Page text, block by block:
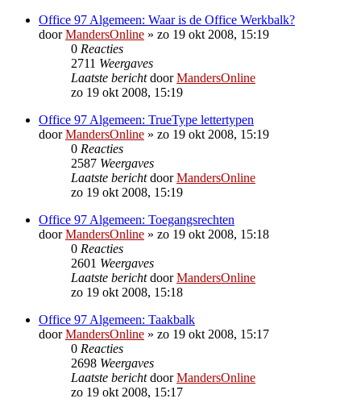
Office 97 Algemeen: Waar is de Office Werkbalk?
doorMandersOnline » zo 19 okt 2008, 15:19
0 Reacties
2711 Weergaves
Laatste berichtdoorMandersOnline
zo 19 okt 2008, 15:19
Office 97 Algemeen: TrueType lettertypen
doorMandersOnline » zo 19 okt 2008, 15:19
0 Reacties
2587 Weergaves
Laatste berichtdoorMandersOnline
zo 19 okt 2008, 15:19
Office 97 Algemeen: Toegangsrechten
doorMandersOnline » zo 19 okt 2008, 15:18
0 Reacties
2601 Weergaves
Laatste berichtdoorMandersOnline
zo 19 okt 2008, 15:18
Office 97 Algemeen: Taakbalk
doorMandersOnline » zo 19 okt 2008, 15:17
0 Reacties
2698 Weergaves
Laatste berichtdoorMandersOnline
zo 19 okt 2008, 15:17